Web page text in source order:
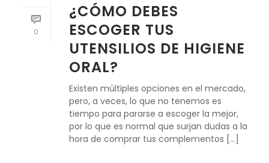
0
¿CÓMO DEBES
ESCOGER TUS
UTENSILIOS DE HIGIENE
ORAL?
Existen múltiples opciones en el mercado,
pero, a veces, lo que no tenemos es
tiempo para pararse a escoger la mejor,
por lo que es normal que surjan dudas a la
hora de comprar tus complementos [...]